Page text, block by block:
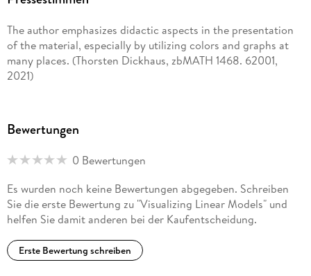
The author emphasizes didactic aspects in the presentation
of the material, especially by utilizing colors and graphs at
many places. (Thorsten Dickhaus, zbMATH 1468. 62001,
2021)
Bewertungen
0 Bewertungen
Es wurden noch keine Bewertungen abgegeben. Schreiben
Sie die erste Bewertung zu "Visualizing Linear Models" und
helfen Sie damit anderen bei der Kaufentscheidung.
Erste Bewertung schreiben